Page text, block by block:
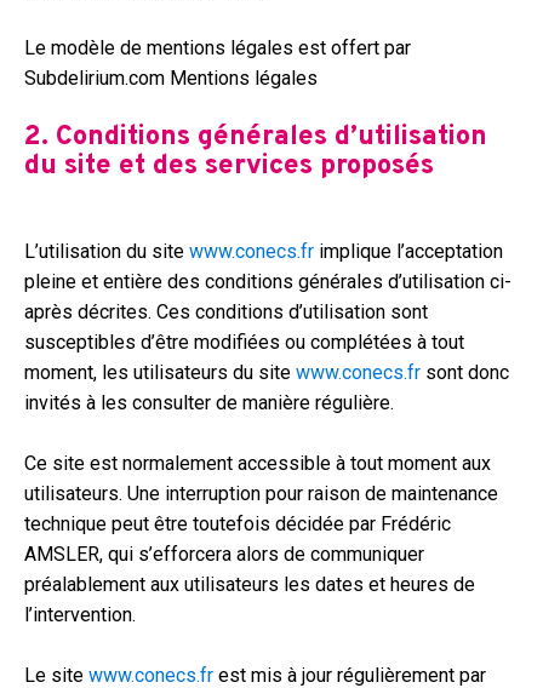
Le modèle de mentions légales est offert par
Subdelirium.com Mentions légales
2. Conditions générales d’utilisation
du site et des services proposés
L’utilisation du site www.conecs.fr implique l’acceptation
pleine et entière des conditions générales d’utilisation ci-
après décrites. Ces conditions d’utilisation sont
susceptibles d’être modifiées ou complétées à tout
moment, les utilisateurs du site www.conecs.fr sont donc
invités à les consulter de manière régulière.
Ce site est normalement accessible à tout moment aux
utilisateurs. Une interruption pour raison de maintenance
technique peut être toutefois décidée par Frédéric
AMSLER, qui s’efforcera alors de communiquer
préalablement aux utilisateurs les dates et heures de
l’intervention.
Le site www.conecs.fr est mis à jour régulièrement par